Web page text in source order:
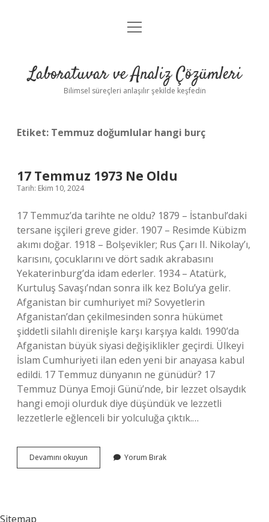
Anasayfa
Yasal Uyarı
menüyü
Laboratuvar ve Analiz Çözümleri
Bilimsel süreçleri anlaşılır şekilde keşfedin
Etiket: Temmuz doğumlular hangi burç
17 Temmuz 1973 Ne Oldu
Tarih: Ekim 10, 2024
17 Temmuz’da tarihte ne oldu? 1879 – İstanbul’daki
tersane işçileri greve gider. 1907 – Resimde Kübizm
akımı doğar. 1918 – Bolşevikler; Rus Çarı II. Nikolay’ı,
karısını, çocuklarını ve dört sadık akrabasını
Yekaterinburg’da idam ederler. 1934 – Atatürk,
Kurtuluş Savaşı’ndan sonra ilk kez Bolu’ya gelir.
Afganistan bir cumhuriyet mi? Sovyetlerin
Afganistan’dan çekilmesinden sonra hükümet
şiddetli silahlı direnişle karşı karşıya kaldı. 1990’da
Afganistan büyük siyasi değişiklikler geçirdi. Ülkeyi
İslam Cumhuriyeti ilan eden yeni bir anayasa kabul
edildi. 17 Temmuz dünyanın ne günüdür? 17
Temmuz Dünya Emoji Günü’nde, bir lezzet olsaydık
hangi emoji olurduk diye düşündük ve lezzetli
lezzetlerle eğlenceli bir yolculuğa çıktık.…
Devamını okuyun
Temmuz
Yorum Bırak
Sitemap